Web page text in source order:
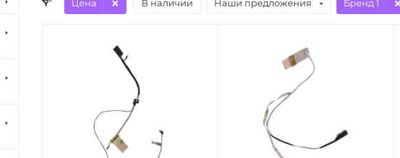
Цена В наличии Наши предложения Бренд: 1